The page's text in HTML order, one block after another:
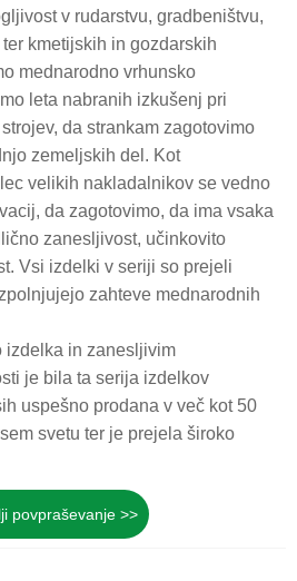
v rudarstvu, gradbeništvu,
kmetijskih in gozdarskih
mednarodno vrhunsko
leta nabranih izkušenj pri
da strankam zagotovimo
zemeljskih del. Kot
velikih nakladalnikov se vedno
da zagotovimo, da ima vsaka
zanesljivost, učinkovito
Vsi izdelki v seriji so prejeli
zahteve mednarodnih
izdelka in zanesljivim
je bila ta serija izdelkov
uspešno prodana v več kot 50
svetu ter je prejela široko
povpraševanje >>